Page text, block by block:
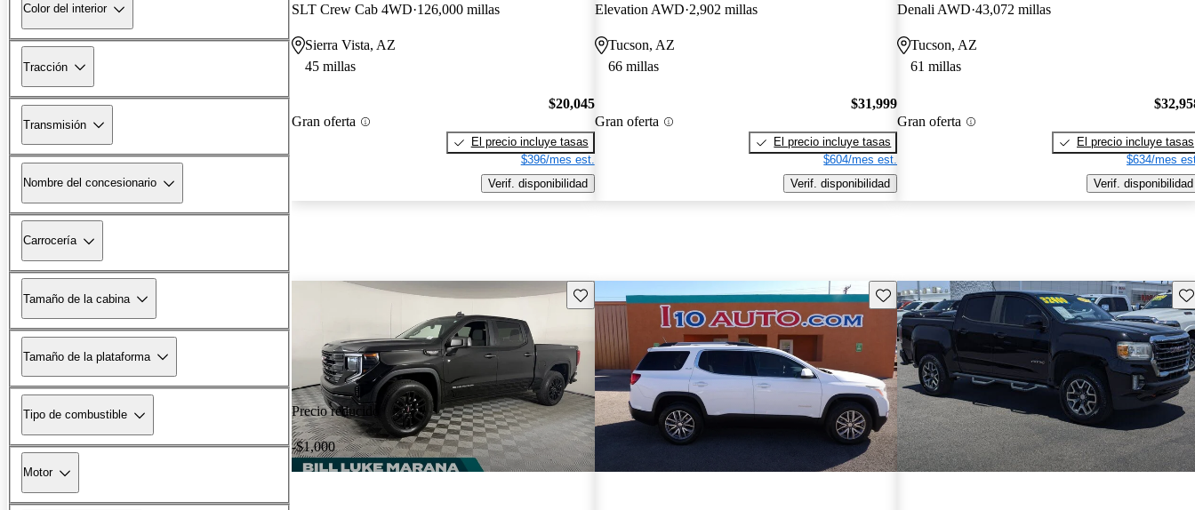
Color del interior
Tracción
Transmisión
Nombre del concesionario
Carrocería
Tamaño de la cabina
Tamaño de la plataforma
Tipo de combustible
Motor
SLT Crew Cab 4WD 126,000 millas
Sierra Vista, AZ
45 millas
Gran oferta
$20,045
El precio incluye tasas
$396/mes est.
Verif. disponibilidad
Elevation AWD 2,902 millas
Tucson, AZ
66 millas
Gran oferta
$31,999
El precio incluye tasas
$604/mes est.
Verif. disponibilidad
Denali AWD 43,072 millas
Tucson, AZ
61 millas
Gran oferta
El precio incluye tasas
$634/mes
Verif. disponibilidad
Precio reducido
-$1,000
Guarda este Aviso Guarda este Aviso